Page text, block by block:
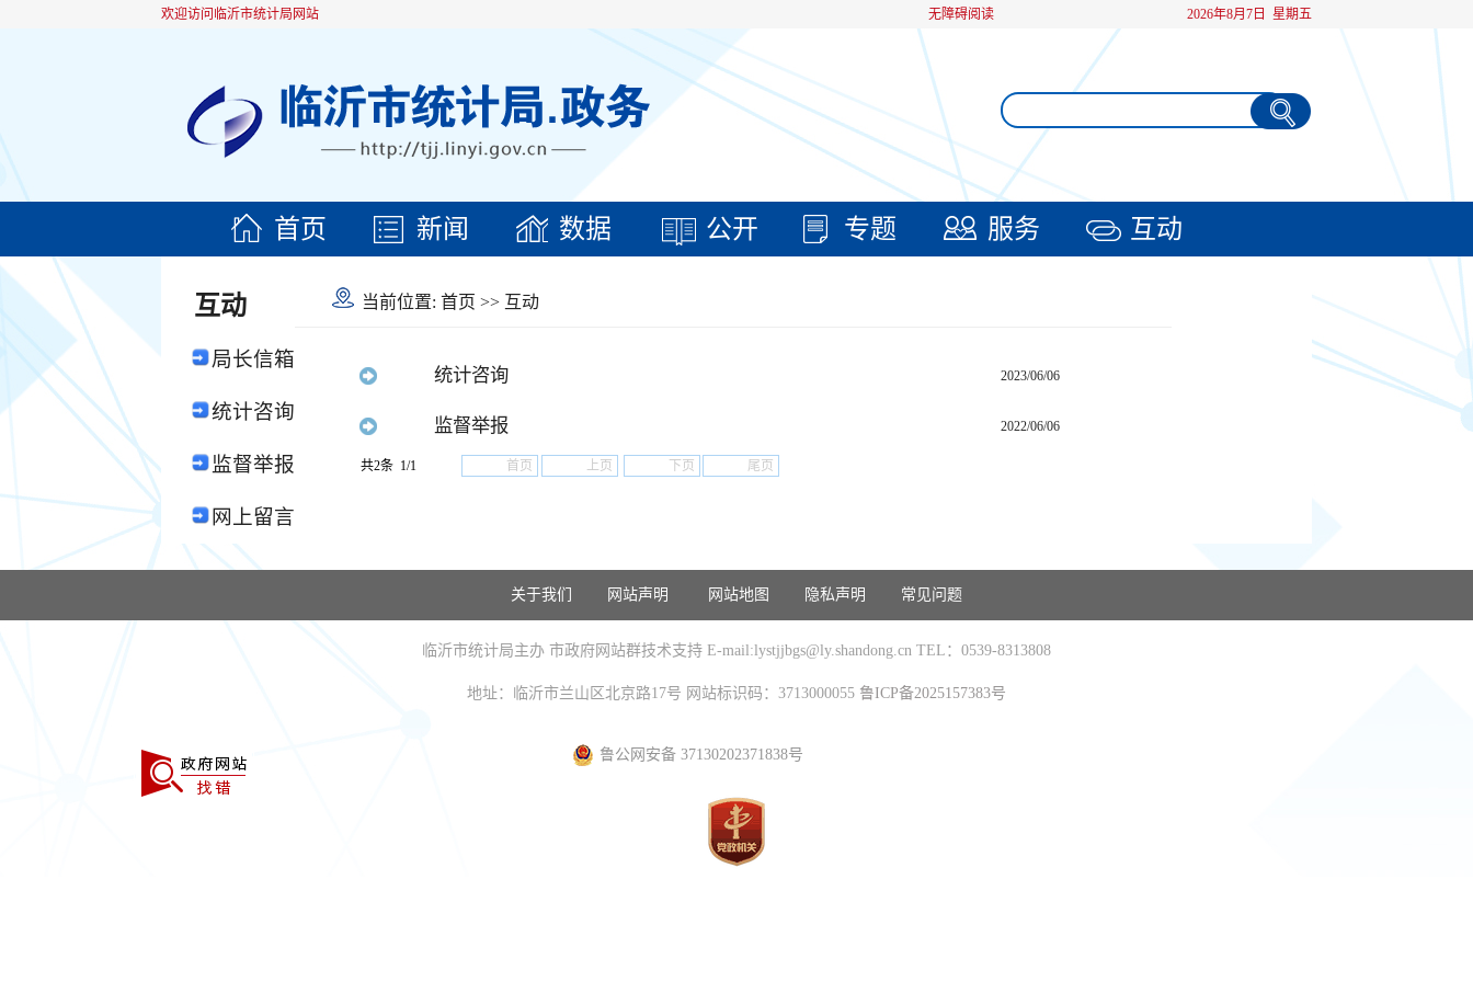
欢迎访问临沂市统计局网站 无障碍阅读 2026年8月7日 星期五
首页 新闻 数据 公开 专题 服务 互动
互动
局长信箱
统计咨询
监督举报
网上留言
当前位置: 首页 >> 互动
统计咨询 2023/06/06
监督举报 2022/06/06
共2条 1/1 首页 上页 下页 尾页
关于我们 网站声明 网站地图 隐私声明 常见问题
临沂市统计局主办 市政府网站群技术支持 E-mail:lystjjbgs@ly.shandong.cn TEL：0539-8313808
地址：临沂市兰山区北京路17号 网站标识码：3713000055 鲁ICP备2025157383号
鲁公网安备 37130202371838号